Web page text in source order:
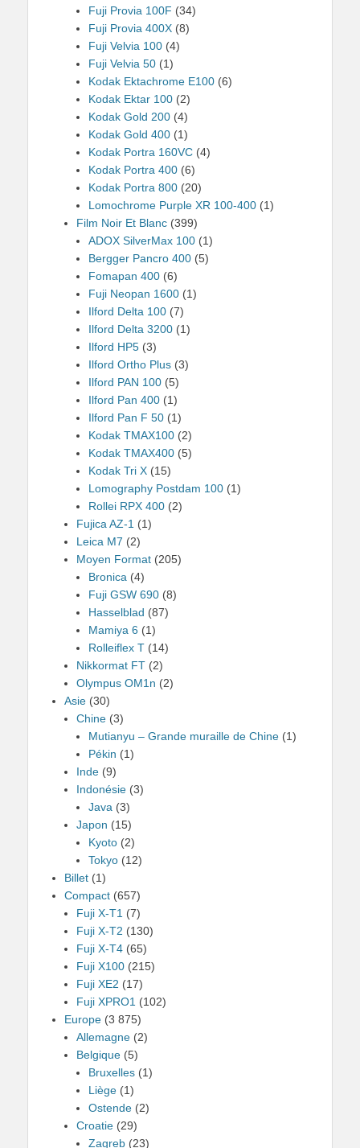
Fuji Provia 100F (34)
Fuji Provia 400X (8)
Fuji Velvia 100 (4)
Fuji Velvia 50 (1)
Kodak Ektachrome E100 (6)
Kodak Ektar 100 (2)
Kodak Gold 200 (4)
Kodak Gold 400 (1)
Kodak Portra 160VC (4)
Kodak Portra 400 (6)
Kodak Portra 800 (20)
Lomochrome Purple XR 100-400 (1)
Film Noir Et Blanc (399)
ADOX SilverMax 100 (1)
Bergger Pancro 400 (5)
Fomapan 400 (6)
Fuji Neopan 1600 (1)
Ilford Delta 100 (7)
Ilford Delta 3200 (1)
Ilford HP5 (3)
Ilford Ortho Plus (3)
Ilford PAN 100 (5)
Ilford Pan 400 (1)
Ilford Pan F 50 (1)
Kodak TMAX100 (2)
Kodak TMAX400 (5)
Kodak Tri X (15)
Lomography Postdam 100 (1)
Rollei RPX 400 (2)
Fujica AZ-1 (1)
Leica M7 (2)
Moyen Format (205)
Bronica (4)
Fuji GSW 690 (8)
Hasselblad (87)
Mamiya 6 (1)
Rolleiflex T (14)
Nikkormat FT (2)
Olympus OM1n (2)
Asie (30)
Chine (3)
Mutianyu – Grande muraille de Chine (1)
Pékin (1)
Inde (9)
Indonésie (3)
Java (3)
Japon (15)
Kyoto (2)
Tokyo (12)
Billet (1)
Compact (657)
Fuji X-T1 (7)
Fuji X-T2 (130)
Fuji X-T4 (65)
Fuji X100 (215)
Fuji XE2 (17)
Fuji XPRO1 (102)
Europe (3 875)
Allemagne (2)
Belgique (5)
Bruxelles (1)
Liège (1)
Ostende (2)
Croatie (29)
Zagreb (23)